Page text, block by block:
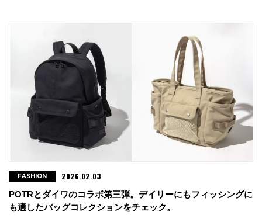
POTRとダイワのコラボ第三弾。デイリーにもフィッシングに
も適したバッグコレクションをチェック。
FASHION 2026.02.03